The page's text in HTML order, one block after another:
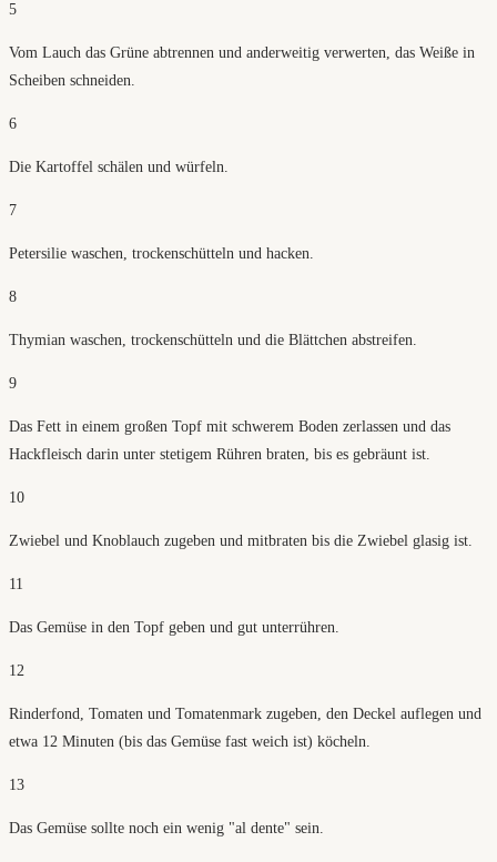
5
Vom Lauch das Grüne abtrennen und anderweitig verwerten, das Weiße in
Scheiben schneiden.
6
Die Kartoffel schälen und würfeln.
7
Petersilie waschen, trockenschütteln und hacken.
8
Thymian waschen, trockenschütteln und die Blättchen abstreifen.
9
Das Fett in einem großen Topf mit schwerem Boden zerlassen und das
Hackfleisch darin unter stetigem Rühren braten, bis es gebräunt ist.
10
Zwiebel und Knoblauch zugeben und mitbraten bis die Zwiebel glasig ist.
11
Das Gemüse in den Topf geben und gut unterrühren.
12
Rinderfond, Tomaten und Tomatenmark zugeben, den Deckel auflegen und
etwa 12 Minuten (bis das Gemüse fast weich ist) köcheln.
13
Das Gemüse sollte noch ein wenig "al dente" sein.